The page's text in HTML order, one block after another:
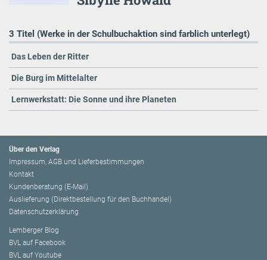
3 Titel (Werke in der Schulbuchaktion sind farblich unterlegt)
Das Leben der Ritter
Die Burg im Mittelalter
Lernwerkstatt: Die Sonne und ihre Planeten
Über den Verlag
Impressum, AGB und Lieferbestimmungen
Kontakt
Kundenberatung (E-Mail)
Auslieferung (Direktbestellung für den Buchhandel)
Datenschutzerklärung
Lemberger Blog
BVL auf Facebook
BVL auf Youtube